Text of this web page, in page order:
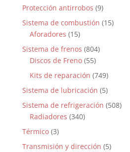
Protección antirrobos (9)
Sistema de combustión (15)
Aforadores (15)
Sistema de frenos (804)
Discos de Freno (55)
Kits de reparación (749)
Sistema de lubricación (5)
Sistema de refrigeración (508)
Radiadores (340)
Térmico (3)
Transmisión y dirección (5)